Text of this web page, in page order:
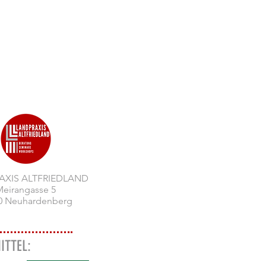
ALTFRIEDLAND
5
Neuhardenberg